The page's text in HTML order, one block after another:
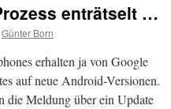
enträtselt …
Günter Born
erhalten ja von Google
auf neue Android-Versionen.
die Meldung über ein Update